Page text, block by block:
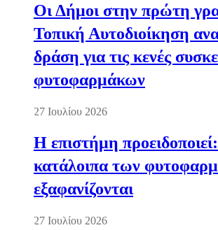
Οι Δήμοι στην πρώτη
Τοπική Αυτοδιοίκηση
δράση για τις κενές
φυτοφαρμάκων
27 Ιουλίου 2026
Η επιστήμη
κατάλοιπα των
εξαφανίζονται
27 Ιουλίου 2026